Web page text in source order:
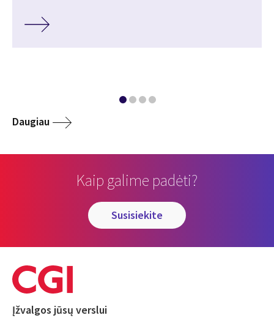
Daugiau
Kaip galime padėti?
susisiekite
Įžvalgos jūsų verslui